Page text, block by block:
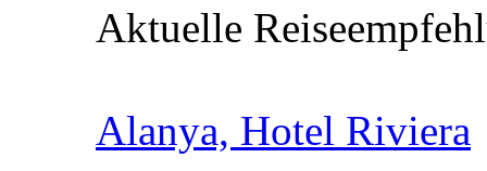
Aktuelle
Alanya, Hotel Riviera